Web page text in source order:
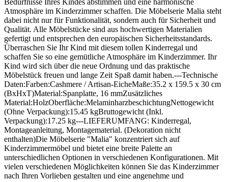
Atmosphäre im Kinderzimmer schaffen. Die Möbelserie Malia steht
dabei nicht nur für Funktionalität, sondern auch für Sicherheit und
Qualität. Alle Möbelstücke sind aus hochwertigen Materialien
gefertigt und entsprechen den europäischen Sicherheitsstandards.
Überraschen Sie Ihr Kind mit diesem tollen Kinderregal und
schaffen Sie so eine gemütliche Atmosphäre im Kinderzimmer. Ihr
Kind wird sich über die neue Ordnung und das praktische
Möbelstück freuen und lange Zeit Spaß damit haben.---Technische
Daten:Farben:Cashmere / Artisan-EicheMaße:35.2 x 159.5 x 30 cm
(BxHxT)Material:Spanplatte, 16 mmZusätzliches
Material:HolzOberfläche:MelaminharzbeschichtungNettogewicht
(Ohne Verpackung):15.45 kgBruttogewicht (Inkl.
Verpackung):17.25 kg---LIEFERUMFANG: Kinderregal,
Montageanleitung, Montagematerial. (Dekoration nicht
enthalten)Die Möbelserie "Malia" konzentriert sich auf
Kinderzimmermöbel und bietet eine breite Palette an
unterschiedlichen Optionen in verschiedenen Konfigurationen. Mit
vielen verschiedenen Möglichkeiten können Sie das Kinderzimmer
nach Ihren Vorlieben gestalten und eine angenehme und